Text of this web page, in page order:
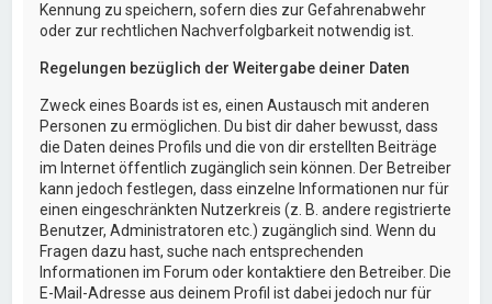
Kennung zu speichern, sofern dies zur Gefahrenabwehr
oder zur rechtlichen Nachverfolgbarkeit notwendig ist.
Regelungen bezüglich der Weitergabe deiner Daten
Zweck eines Boards ist es, einen Austausch mit anderen
Personen zu ermöglichen. Du bist dir daher bewusst, dass
die Daten deines Profils und die von dir erstellten Beiträge
im Internet öffentlich zugänglich sein können. Der Betreiber
kann jedoch festlegen, dass einzelne Informationen nur für
einen eingeschränkten Nutzerkreis (z. B. andere registrierte
Benutzer, Administratoren etc.) zugänglich sind. Wenn du
Fragen dazu hast, suche nach entsprechenden
Informationen im Forum oder kontaktiere den Betreiber. Die
E-Mail-Adresse aus deinem Profil ist dabei jedoch nur für